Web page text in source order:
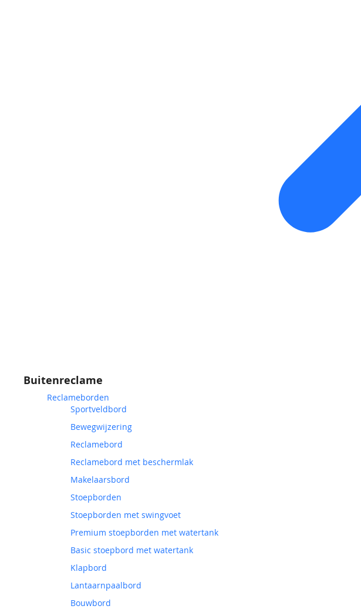
Buitenreclame
Reclameborden
Sportveldbord
Bewegwijzering
Reclamebord
Reclamebord met beschermlak
Makelaarsbord
Stoepborden
Stoepborden met swingvoet
Premium stoepborden met watertank
Basic stoepbord met watertank
Klapbord
Lantaarnpaalbord
Bouwbord